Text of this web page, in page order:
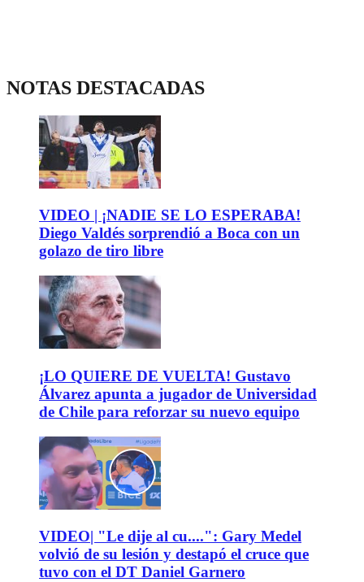
NOTAS DESTACADAS
VIDEO | ¡NADIE SE LO ESPERABA!
Diego Valdés sorprendió a Boca con un
golazo de tiro libre
¡LO QUIERE DE VUELTA! Gustavo
Álvarez apunta a jugador de Universidad
de Chile para reforzar su nuevo equipo
VIDEO| "Le dije al cu....": Gary Medel
volvió de su lesión y destapó el cruce que
tuvo con el DT Daniel Garnero